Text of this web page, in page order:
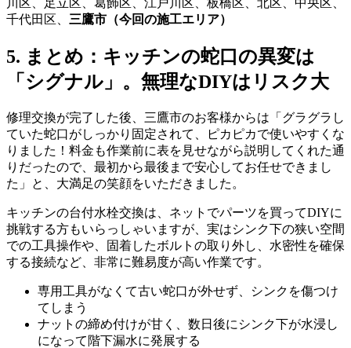
千代田区、 三鷹市（今回の施工エリア）
5. まとめ：キッチンの蛇口の異変は
「シグナル」。無理なDIYはリスク大
修理交換が完了した後、三鷹市のお客様からは「グラグラし
ていた蛇口がしっかり固定されて、ピカピカで使いやすくな
りました！料金も作業前に表を見せながら説明してくれた通
りだったので、最初から最後まで安心してお任せできまし
た」と、大満足の笑顔をいただきました。
キッチンの台付水栓交換は、ネットでパーツを買ってDIYに
挑戦する方もいらっしゃいますが、実はシンク下の狭い空間
での工具操作や、固着したボルトの取り外し、水密性を確保
する接続など、非常に難易度が高い作業です。
専用工具がなくて古い蛇口が外せず、シンクを傷つけ
てしまう
ナットの締め付けが甘く、数日後にシンク下が水浸し
になって階下漏水に発展する